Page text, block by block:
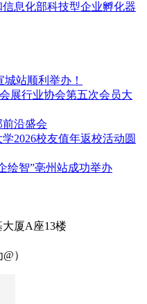
息化部科技型企业孵化器
城站顺利举办！
展行业协会第五次会员大
沿盛会
2026校友值年返校活动圆
绘智”亳州站成功举办
厦A座13楼
）